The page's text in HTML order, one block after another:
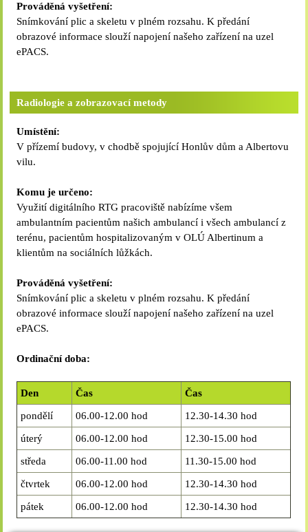
Prováděná vyšetření:
Snímkování plic a skeletu v plném rozsahu. K předání
obrazové informace slouží napojení našeho zařízení na uzel
ePACS.
Radiologie a zobrazovací metody
Umístění:
V přízemí budovy, v chodbě spojující Honlův dům a Albertovu
vilu.
Komu je určeno:
Využití digitálního RTG pracoviště nabízíme všem
ambulantním pacientům našich ambulancí i všech ambulancí z
terénu, pacientům hospitalizovaným v OLÚ Albertinum a
klientům na sociálních lůžkách.
Prováděná vyšetření:
Snímkování plic a skeletu v plném rozsahu. K předání
obrazové informace slouží napojení našeho zařízení na uzel
ePACS.
Ordinační doba:
Den Čas Čas
pondělí 06.00-12.00 hod 12.30-14.30 hod
úterý 06.00-12.00 hod 12.30-15.00 hod
středa 06.00-11.00 hod 11.30-15.00 hod
čtvrtek 06.00-12.00 hod 12.30-14.30 hod
pátek 06.00-12.00 hod 12.30-14.30 hod